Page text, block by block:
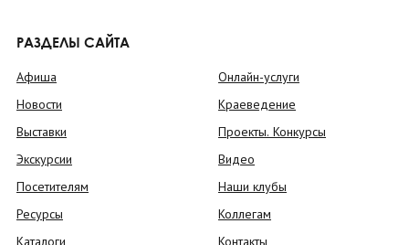
РАЗДЕЛЫ САЙТА
Афиша
Новости
Выставки
Экскурсии
Посетителям
Ресурсы
Каталоги
Онлайн-услуги
Краеведение
Проекты. Конкурсы
Видео
Наши клубы
Коллегам
Контакты